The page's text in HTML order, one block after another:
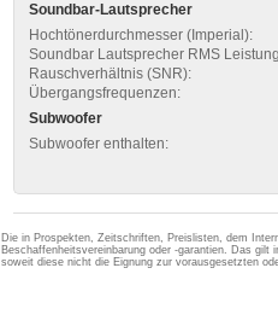
Soundbar-Lautsprecher
Hochtönerdurchmesser (Imperial):
Soundbar Lautsprecher RMS
Rauschverhältnis (SNR):
Übergangsfrequenzen:
Subwoofer
Subwoofer enthalten:
Die in Prospekten, Zeitschriften, Preislisten, dem
Beschaffenheitsvereinbarung oder -garantien. Das
soweit diese nicht die Eignung zur vorausgesetzten